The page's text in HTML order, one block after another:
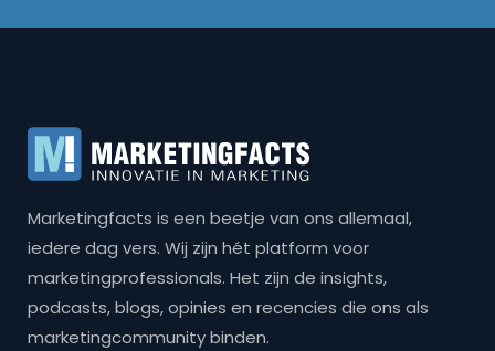
Marketingfacts is een beetje van ons allemaal,
iedere dag vers. Wij zijn hét platform voor
marketingprofessionals. Het zijn de insights,
podcasts, blogs, opinies en recencies die ons als
marketingcommunity binden.